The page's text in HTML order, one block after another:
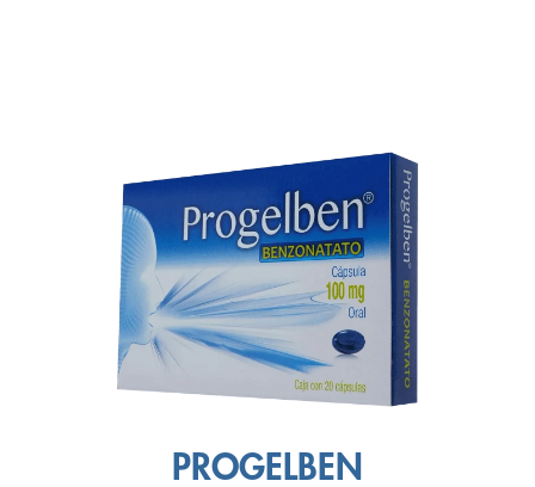
PROGELBEN